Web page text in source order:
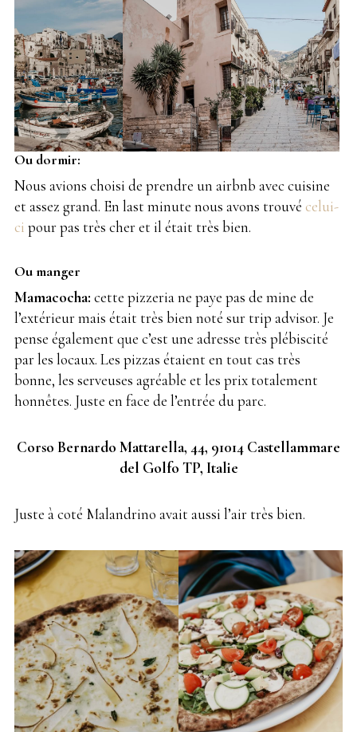
Ou dormir:
Nous avions choisi de prendre un airbnb avec cuisine
et assez grand. En last minute nous avons trouvé celui-
ci pour pas très cher et il était très bien.
Ou manger
Mamacocha: cette pizzeria ne paye pas de mine de
l’extérieur mais était très bien noté sur trip advisor. Je
pense également que c’est une adresse très plébiscité
par les locaux. Les pizzas étaient en tout cas très
bonne, les serveuses agréable et les prix totalement
honnêtes. Juste en face de l’entrée du parc.
Corso Bernardo Mattarella, 44, 91014 Castellammare
del Golfo TP, Italie
Juste à coté Malandrino avait aussi l’air très bien.